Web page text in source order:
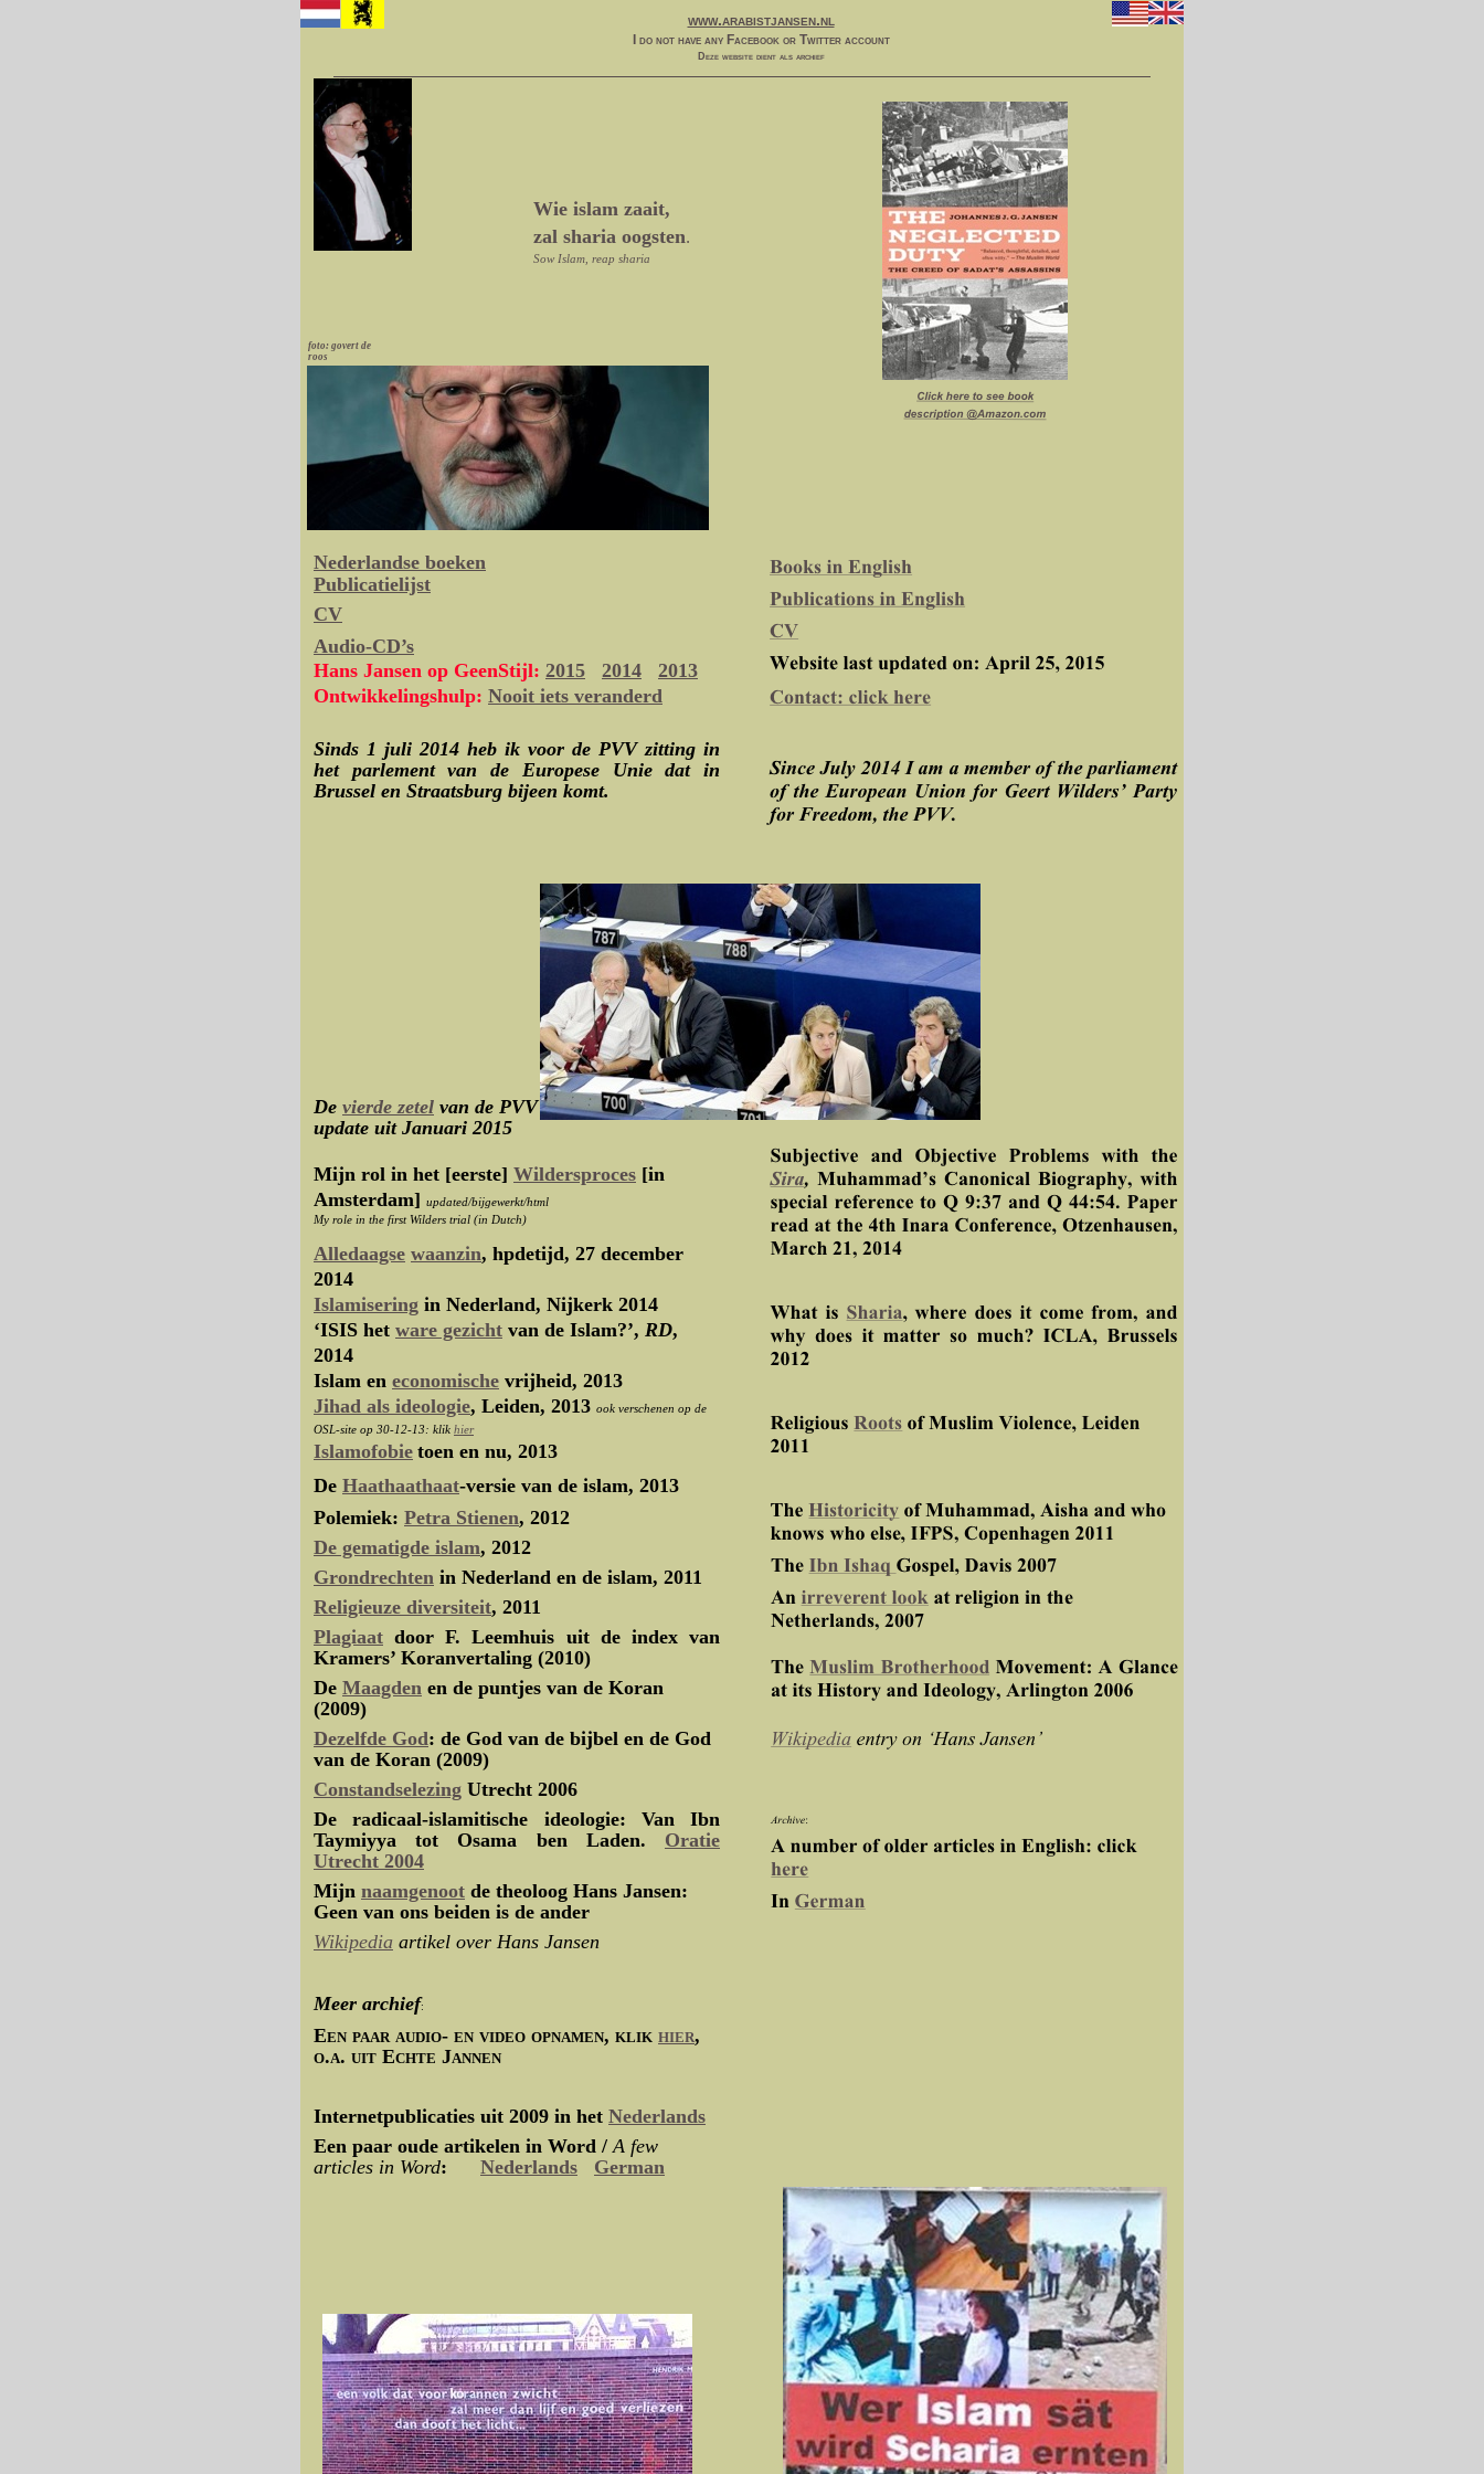
Nederlandse boeken
Publicatielijst
CV
Audio-CD’s
Hans Jansen op GeenStijl: 2015 2014
2013
Ontwikkelingshulp: Nooit iets veranderd
Sinds 1 juli 2014 heb ik voor de PVV zitting in
het parlement van de Europese Unie dat in
Brussel en Straatsburg bijeen komt.
De vierde zetel van de PVV in het EUP, met
update uit Januari 2015
Mijn rol in het [eerste] Wildersproces [in
Amsterdam] updated/bijgewerkt/html
My role in the first Wilders trial (in Dutch)
Alledaagse waanzin, hpdetijd, 27 december
2014
Islamisering in Nederland, Nijkerk 2014
‘ISIS het ware gezicht van de Islam?’, RD,
2014
Islam en economische vrijheid, 2013
Jihad als ideologie, Leiden, 2013 ook verschenen op de
OSL-site op 30-12-13: klik hier
Islamofobie toen en nu, 2013
De Haathaathaat-versie van de islam, 2013
Polemiek: Petra Stienen, 2012
De gematigde islam, 2012
Grondrechten in Nederland en de islam, 2011
Religieuze diversiteit, 2011
Plagiaat door F. Leemhuis uit de index van
Kramers’ Koranvertaling (2010)
De Maagden en de puntjes van de Koran
(2009)
Dezelfde God: de God van de bijbel en de God
van de Koran (2009)
Constandselezing Utrecht 2006
De radicaal-islamitische ideologie: Van Ibn
Taymiyya tot Osama ben Laden. Oratie
Utrecht 2004
Mijn naamgenoot de theoloog Hans Jansen:
Geen van ons beiden is de ander
Wikipedia artikel over Hans Jansen
Meer archief:
Een paar audio- en video opnamen, klik hier,
o.a. uit Echte Jannen
Internetpublicaties uit 2009 in het Nederlands
Een paar oude artikelen in Word /A few
articles in Word: Nederlands German
www.arabistjansen.nl
I do not have any Facebook or Twitter account
Deze website dient als archief
foto: govert de
roos
Wie islam zaait,
zal sharia oogsten.
Sow Islam, reap sharia